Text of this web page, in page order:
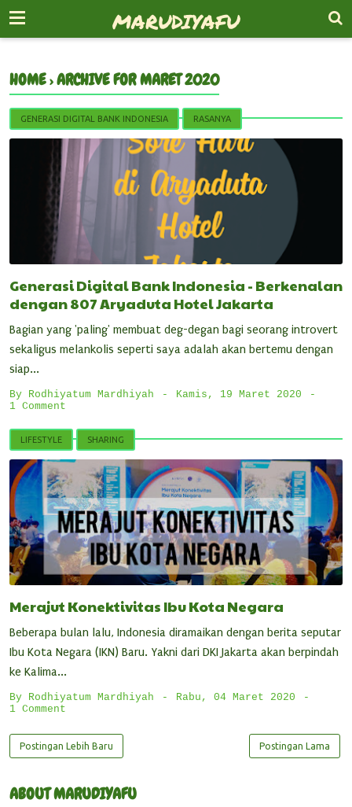
MARUDIYAFU
HOME›ARCHIVE FOR MARET 2020
GENERASI DIGITAL BANK INDONESIA RASANYA
Generasi Digital Bank Indonesia - Berkenalan
dengan 807 Aryaduta Hotel Jakarta
Bagian yang 'paling' membuat deg-degan bagi seorang introvert
sekaligus melankolis seperti saya adalah akan bertemu dengan
siap...
By Rodhiyatum Mardhiyah
Kamis, 19 Maret 2020
1 Comment
LIFESTYLE SHARING
Merajut Konektivitas Ibu Kota Negara
Beberapa bulan lalu, Indonesia diramaikan dengan berita seputar
Ibu Kota Negara (IKN) Baru. Yakni dari DKI Jakarta akan berpindah
ke Kalima...
By Rodhiyatum Mardhiyah
Rabu, 04 Maret 2020
1 Comment
Postingan Lebih Baru Postingan Lama
ABOUT MARUDIYAFU